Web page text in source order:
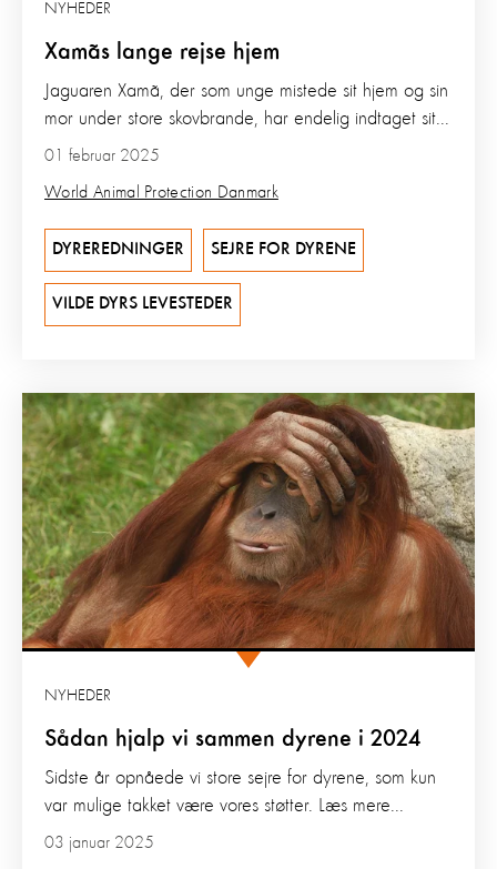
Xamãs lange rejse hjem
NYHEDER
01 februar 2025
World Animal Protection Danmark
Jaguaren Xamã, der som unge mistede sit hjem og sin
mor under store skovbrande, har endelig indtaget sit...
DYREREDNINGER SEJRE FOR DYRENE
VILDE DYRS LEVESTEDER
Sådan hjalp vi sammen dyrene i 2024
NYHEDER
03 januar 2025
Sidste år opnåede vi store sejre for dyrene, som kun
var mulige takket være vores støtter. Læs mere...